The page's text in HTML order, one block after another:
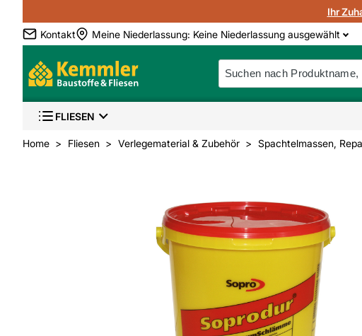
Ihr
Kontakt
Meine Niederlassung: Keine Niederlassung ausgewählt
FLIESEN
Home Fliesen Verlegematerial & Zubehör Spachtelmassen,